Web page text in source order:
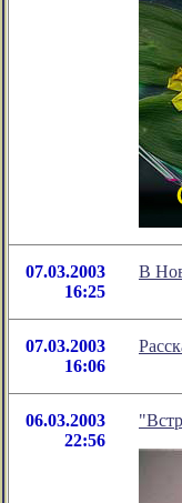
07.03.2003
16:25
В
07.03.2003
16:06
06.03.2003
22:56